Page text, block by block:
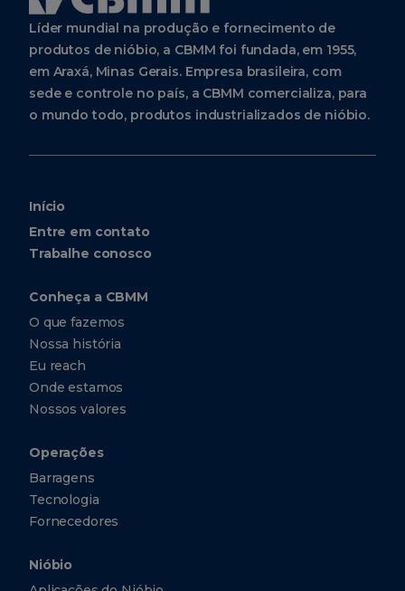
Líder mundial na produção e fornecimento de
produtos de nióbio, a CBMM foi fundada, em 1955,
em Araxá, Minas Gerais. Empresa brasileira, com
sede e controle no país, a CBMM comercializa, para
o mundo todo, produtos industrializados de nióbio.
Início
Entre em contato
Trabalhe conosco
Conheça a CBMM
O que fazemos
Nossa história
Eu reach
Onde estamos
Nossos valores
Operações
Barragens
Tecnologia
Fornecedores
Nióbio